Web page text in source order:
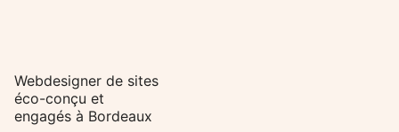
Webdesigner de sites
éco-conçu et
engagés à Bordeaux